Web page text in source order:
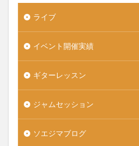
ライブ
イベント開催実績
ギターレッスン
ジャムセッション
ソエジマブログ